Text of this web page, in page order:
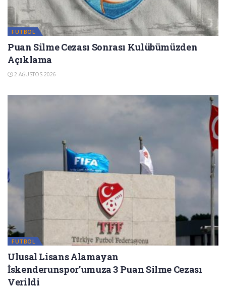
FUTBOL
Puan Silme Cezası Sonrası Kulübümüzden
Açıklama
2 AĞUSTOS 2026
FUTBOL
Ulusal Lisans Alamayan
İskenderunspor’umuza 3 Puan Silme Cezası
Verildi